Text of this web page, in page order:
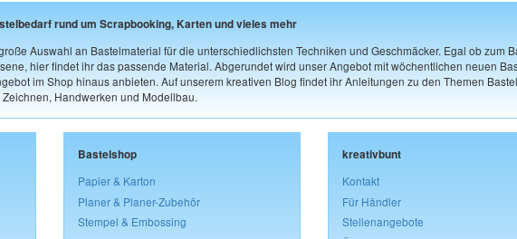
rund um Scrapbooking, Karten und vieles mehr
Auswahl an Bastelmaterial für die unterschiedlichsten Techniken und Geschmäcker. Egal ob zum
hier findet ihr das passende Material. Abgerundet wird unser Angebot mit wöchentlichen neuen
im Shop hinaus anbieten. Auf unserem kreativen Blog findet ihr Anleitungen zu den Themen
Handwerken und Modellbau.
Bastelshop
Papier & Karton
Planer & Planer-Zubehör
Stempel & Embossing
kreativbunt
Kontakt
Für Händler
Stellenangebote